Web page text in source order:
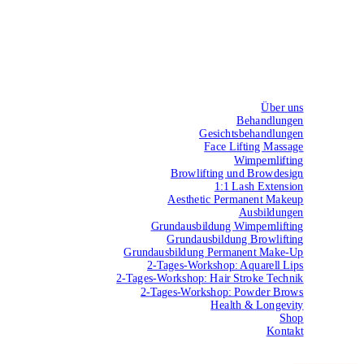
Über uns
Behandlungen
Gesichtsbehandlungen
Face Lifting Massage
Wimpernlifting
Browlifting und Browdesign
1:1 Lash Extension
Aesthetic Permanent Makeup
Ausbildungen
Grundausbildung Wimpernlifting
Grundausbildung Browlifting
Grundausbildung Permanent Make-Up
2-Tages-Workshop: Aquarell Lips
2-Tages-Workshop: Hair Stroke Technik
2-Tages-Workshop: Powder Brows
Health & Longevity
Shop
Kontakt